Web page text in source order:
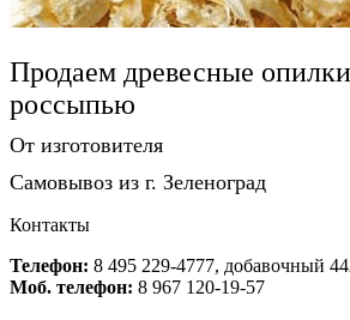
Продаем древесные
россыпью
От изготовителя
Самовывоз из г. Зеленоград
Контакты
Телефон: 8 495 229-4777, добавочный
Моб. телефон: 8 967 120-19-57